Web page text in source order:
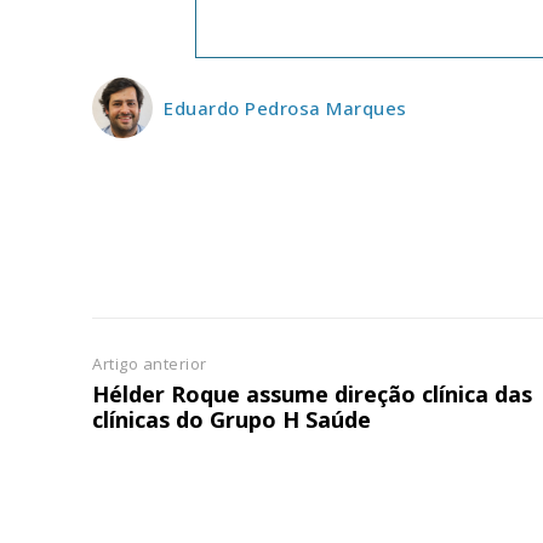
12
Ofertas para
Eduardo Pedrosa Marques
Artigo anterior
Hélder Roque assume direção clínica das
clínicas do Grupo H Saúde